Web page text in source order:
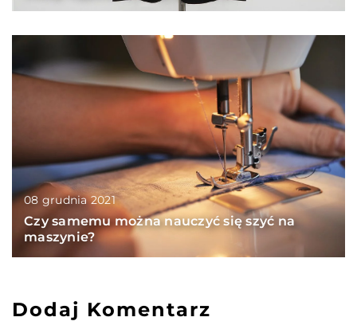
08 grudnia 2021
Czy samemu można nauczyć się szyć na
maszynie?
Dodaj Komentarz